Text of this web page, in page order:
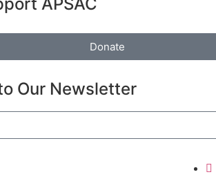
Donate
Our Newsletter